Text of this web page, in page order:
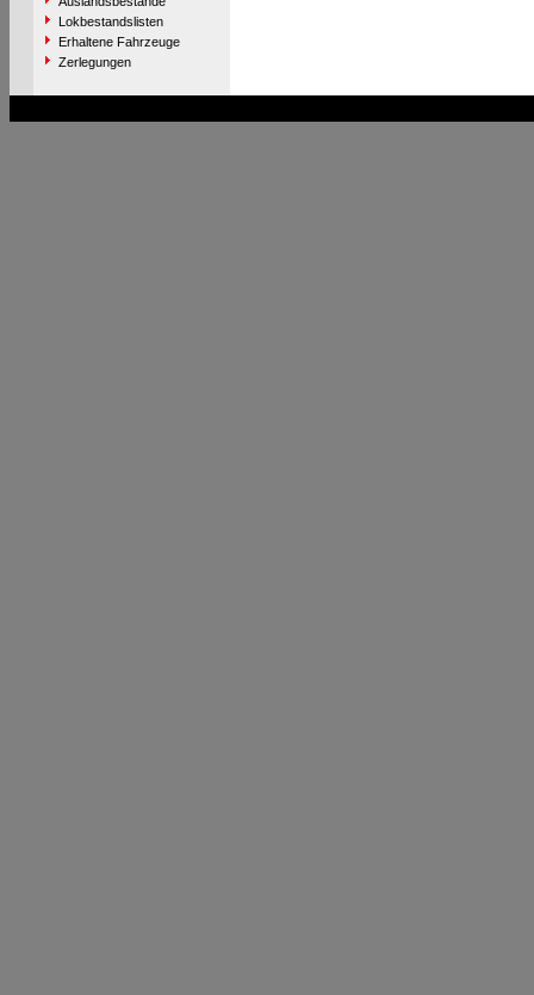
Lokbestandslisten
Erhaltene Fahrzeuge
Zerlegungen